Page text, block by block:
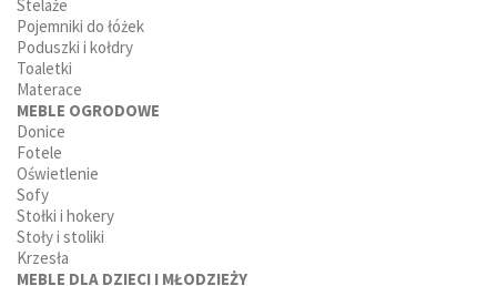
Stelaże
Pojemniki do łóżek
Poduszki i kołdry
Toaletki
Materace
MEBLE OGRODOWE
Donice
Fotele
Oświetlenie
Sofy
Stołki i hokery
Stoły i stoliki
Krzesła
MEBLE DLA DZIECI I MŁODZIEŻY